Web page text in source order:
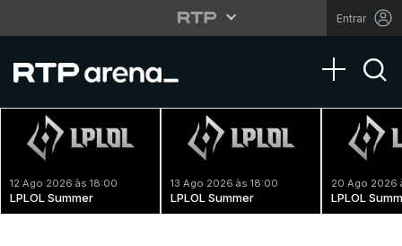
Entrar
Toggle
12 Ago 2026 às 18:00
LPLOL Summer
13 Ago 2026 às 18:00
LPLOL Summer
20 Ago 2026
LPLOL